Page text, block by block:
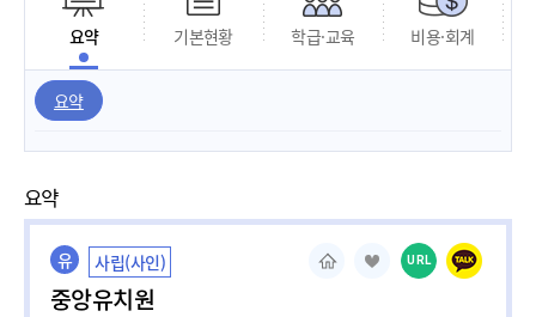
요약 기본현황 학급·교육 비용·회계
요약
요약
유 사립(사인)
중앙유치원
URL